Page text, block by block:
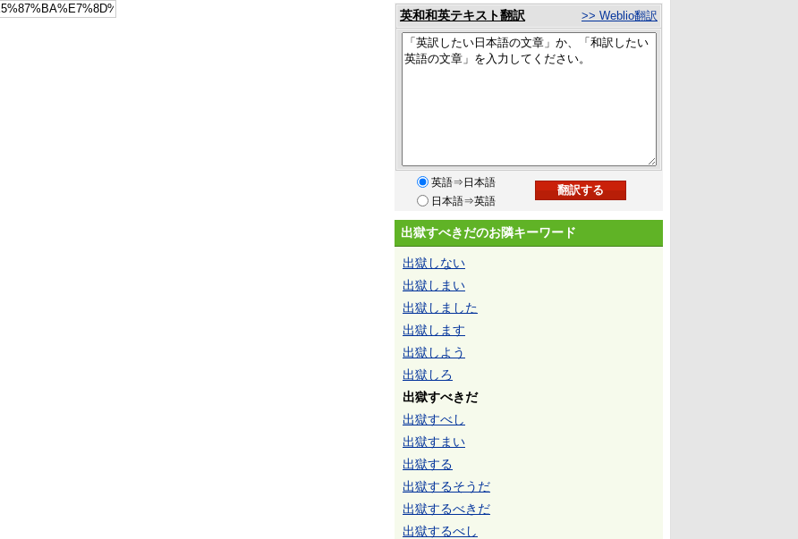
英和和英テキスト翻訳 >> Weblio翻訳
英語⇒日本語
日本語⇒英語
出獄すべきだのお隣キーワード
出獄しない
出獄しまい
出獄しました
出獄します
出獄しよう
出獄しろ
出獄すべきだ
出獄すべし
出獄すまい
出獄する
出獄するそうだ
出獄するべきだ
出獄するべし